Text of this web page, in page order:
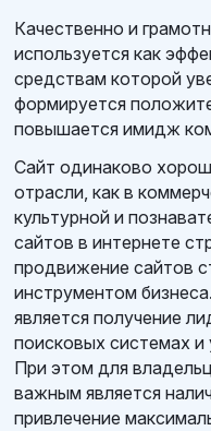
Качественно и
используется как
средствам которой
формируется
повышается имидж
Сайт одинаково
отрасли, как в
культурной и
сайтов в интернете
продвижение сайтов
инструментом
является получение
поисковых системах
При этом для
важным является
привлечение